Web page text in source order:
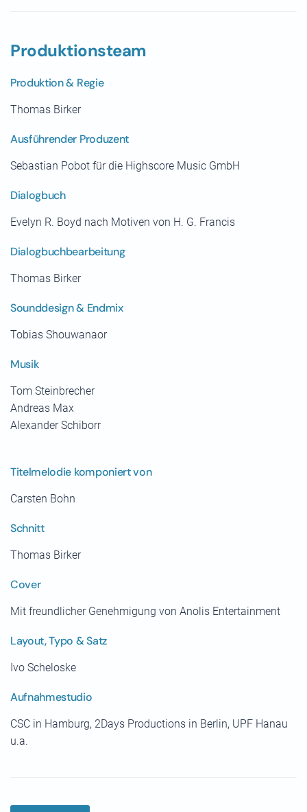
Produktionsteam
Produktion & Regie
Thomas Birker
Ausführender Produzent
Sebastian Pobot für die Highscore Music GmbH
Dialogbuch
Evelyn R. Boyd nach Motiven von H. G. Francis
Dialogbuchbearbeitung
Thomas Birker
Sounddesign & Endmix
Tobias Shouwanaor
Musik
Tom Steinbrecher
Andreas Max
Alexander Schiborr
Titelmelodie komponiert von
Carsten Bohn
Schnitt
Thomas Birker
Cover
Mit freundlicher Genehmigung von Anolis Entertainment
Layout, Typo & Satz
Ivo Scheloske
Aufnahmestudio
CSC in Hamburg, 2Days Productions in Berlin, UPF Hanau
u.a.